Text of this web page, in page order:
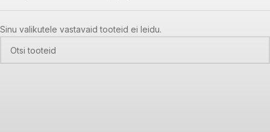
Sinu valikutele vastavaid tooteid ei leidu.